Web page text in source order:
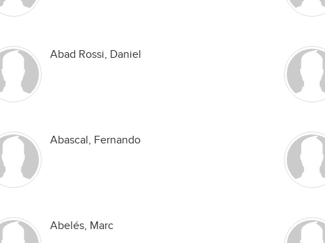
Abad Rossi, Daniel
Abascal, Fernando
Abelés, Marc